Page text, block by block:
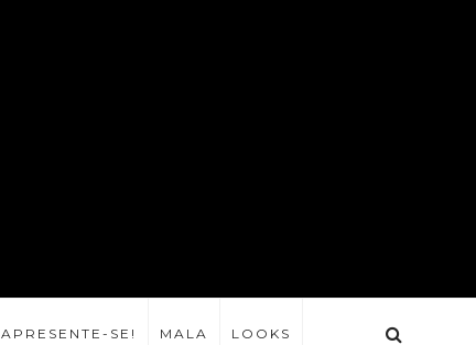
APRESENTE-SE! MALA LOOKS